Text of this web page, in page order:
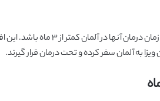
این نوع ویزای پزشکی به افرادی ارائه
ویزا به آلمان سفر کرده و تحت درمان قرار گیرند.